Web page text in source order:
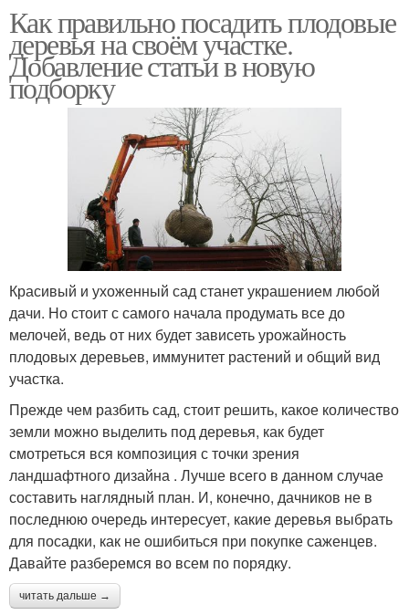
Как правильно посадить плодовые
деревья на своём участке.
Добавление статьи в новую
подборку
Красивый и ухоженный сад станет украшением любой
дачи. Но стоит с самого начала продумать все до
мелочей, ведь от них будет зависеть урожайность
плодовых деревьев, иммунитет растений и общий вид
участка.
Прежде чем разбить сад, стоит решить, какое количество
земли можно выделить под деревья, как будет
смотреться вся композиция с точки зрения
ландшафтного дизайна . Лучше всего в данном случае
составить наглядный план. И, конечно, дачников не в
последнюю очередь интересует, какие деревья выбрать
для посадки, как не ошибиться при покупке саженцев.
Давайте разберемся во всем по порядку.
читать дальше →